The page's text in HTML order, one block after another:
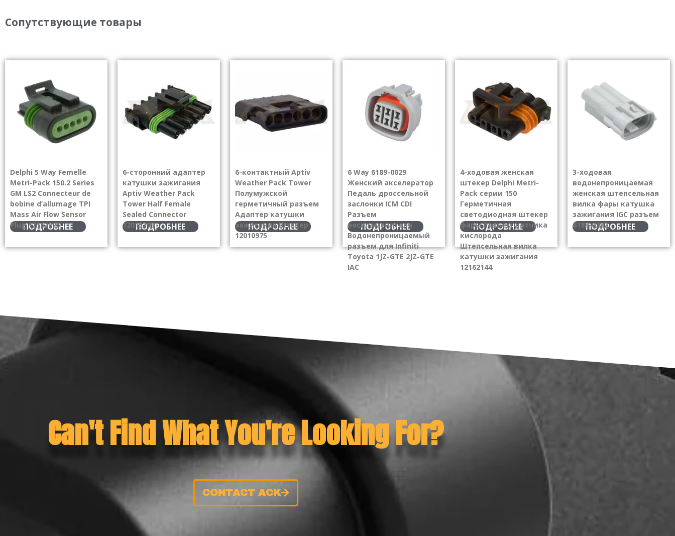
Сопутствующие товары
Delphi 5 Way Femelle
Metri-Pack 150.2 Series
GM LS2 Connecteur de
bobine d’allumage TPI
Mass Air Flow Sensor
Plug 12162825
ПОДРОБНЕЕ
6-сторонний адаптер
катушки зажигания
Aptiv Weather Pack
Tower Half Female
Sealed Connector
12015799
ПОДРОБНЕЕ
6-контактный Aptiv
Weather Pack Tower
Полумужской
герметичный разъем
Адаптер катушки
зажигания Штекер
12010975
ПОДРОБНЕЕ
6 Way 6189-0029
Женский акселератор
Педаль дроссельной
заслонки ICM CDI
Разъем
воспламенителя
Водонепроницаемый
разъем для Infiniti
Toyota 1JZ-GTE 2JZ-GTE
IAC
ПОДРОБНЕЕ
4-ходовая женская
штекер Delphi Metri-
Pack серии 150
Герметичная
светодиодная штекер
фары Разъем датчика
кислорода
Штепсельная вилка
катушки зажигания
12162144
ПОДРОБНЕЕ
3-ходовая
водонепроницаемая
женская штепсельная
вилка фары катушка
зажигания IGC разъем
6188-0282
ПОДРОБНЕЕ
Can't Find What You're Looking For?
CONTACT ACK